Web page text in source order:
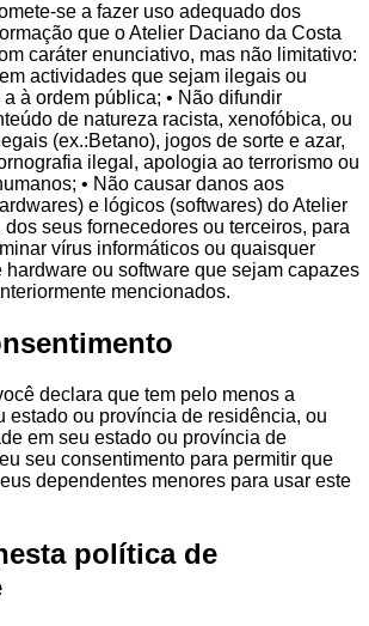
se a fazer uso adequado dos
que o Atelier Daciano da Costa
caráter enunciativo, mas não limitativo:
actividades que sejam ilegais ou
à ordem pública; • Não difundir
de natureza racista, xenofóbica, ou
(ex.:Betano), jogos de sorte e azar,
ilegal, apologia ao terrorismo ou
• Não causar danos aos
e lógicos (softwares) do Atelier
seus fornecedores ou terceiros, para
vírus informáticos ou quaisquer
hardware ou software que sejam capazes
mencionados.
declara que tem pelo menos a
estado ou província de residência, ou
em seu estado ou província de
seu consentimento para permitir que
dependentes menores para usar este
política de